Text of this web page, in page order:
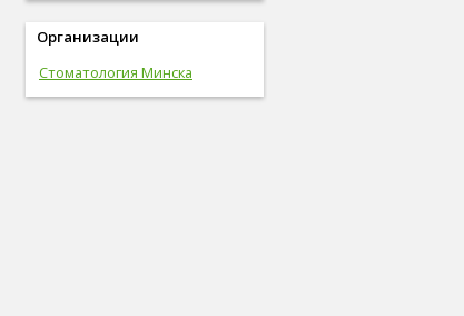
Организации
Стоматология Минска